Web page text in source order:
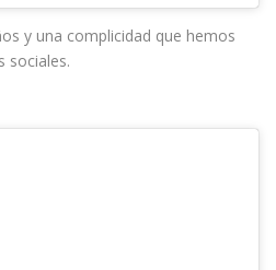
y una complicidad que hemos
sociales.